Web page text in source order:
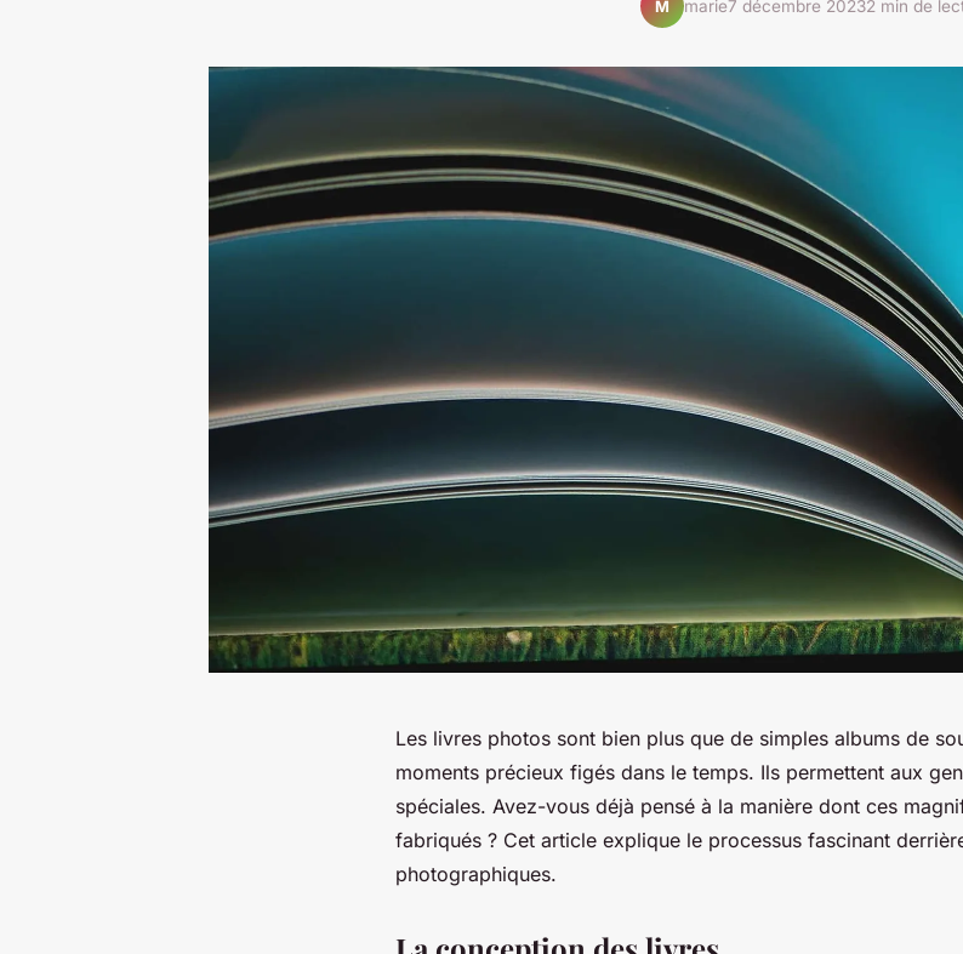
M marie7 décembre 20232 min de
Les livres photos sont bien plus que de simples albums de
moments précieux figés dans le temps. Ils permettent aux
spéciales. Avez-vous déjà pensé à la manière dont ces
fabriqués ? Cet article explique le processus fascinant
photographiques.